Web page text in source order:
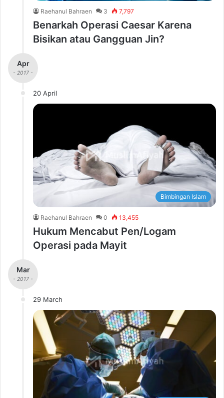
Raehanul Bahraen 3 7,797
Benarkah Operasi Caesar Karena
Bisikan atau Gangguan Jin?
Apr
- 2017 -
20 April
Bimbingan Islam
Raehanul Bahraen 0 13,455
Hukum Mencabut Pen/Logam
Operasi pada Mayit
Mar
- 2017 -
29 March